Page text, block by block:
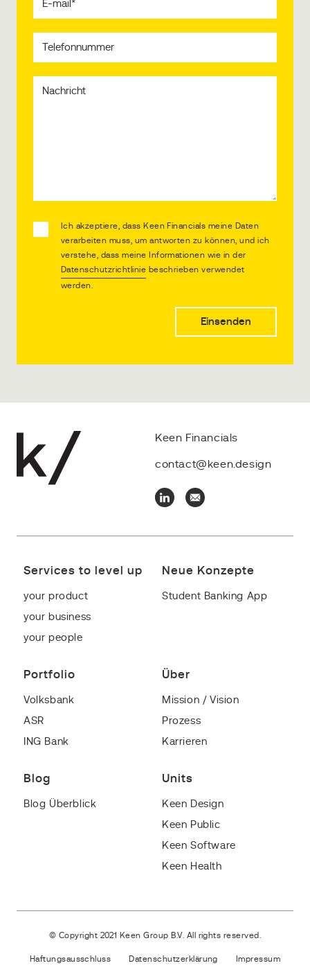
Ich akzeptiere, dass Keen Financials meine Daten
verarbeiten muss, um antworten zu können, und ich
verstehe, dass meine Informationen wie in der
Datenschutzrichtlinie beschrieben verwendet
werden.
Keen Financials
contact@keen.design
Services to level up
your product
your business
your people
Neue Konzepte
Student Banking App
Portfolio
Volksbank
ASR
ING Bank
Über
Mission / Vision
Prozess
Karrieren
Blog
Blog Überblick
Units
Keen Design
Keen Public
Keen Software
Keen Health
© Copyright 2021 Keen Group B.V. All rights reserved.
Haftungsausschluss Datenschutzerklärung Impressum